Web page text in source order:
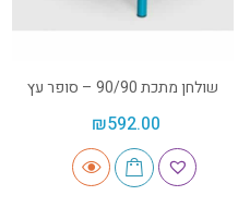
שולחן מתכת 90/90 – סופר עץ
₪592.00